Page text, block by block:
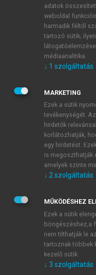
E-MAIL-CÍM
JELSZÓ
JELSZÓ ÚJRA
Kérek értesítést a
Kérek értesítést az
Adatkezelési
veszem és elfogadom.
Általános
mersz.huoldalak
tudomásul veszem
adatok
weboldal
harmadik féltől
tartozó sütik;
médiaanalitika.
↓ 1 szolgáltatás
MARKETING
Ezek a sütik
tevékenységét.
hirdetők
korlátozhatják,
egy hirdetést.
is megoszthatják
amelyek szinte
↓ 2 szolgáltatás
MŰKÖDÉSHEZ
Ezek a sütik
böngészéshez,a
nem tilthatják le
tartoznak többek
kezelő sütik.
↓ 3 szolgáltatás